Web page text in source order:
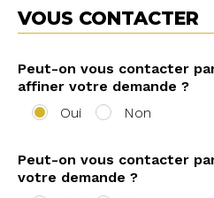
VOUS CONTACTER
Peut-on vous contacter
affiner votre demande ?
Oui
Non
Peut-on vous contacter
votre demande ?